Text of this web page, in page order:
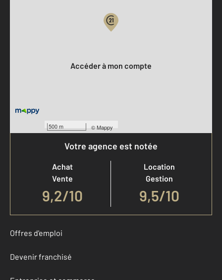
500 m ©Mappy
Accéder à mon compte
Votre agence est notée
Achat
Vente
9,2/10
Location
Gestion
9,5/10
Offres d'emploi
Devenir franchisé